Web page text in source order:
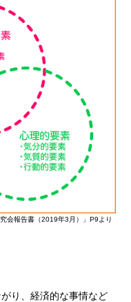
会報告書（2019年3月）」P9より
り、経済的な事情など